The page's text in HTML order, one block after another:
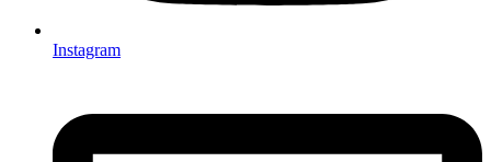
Instagram